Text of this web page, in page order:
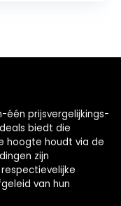
Kohler-
één prijsvergelijkings-
biedt die
hoogte houdt via de
zijn
van hun